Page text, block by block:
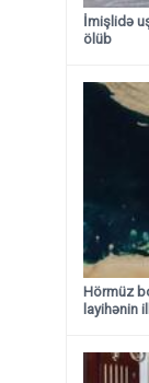
İmişlidə
ölüb
Hörmüz
layihənin